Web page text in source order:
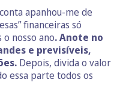
apanhou-me de
financeiras só
nosso ano. Anote no
e previsíveis,
Depois, divida o valor
essa parte todos os